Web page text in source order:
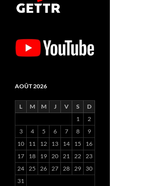
AOÛT 2026
L M M J V S
D
1
2
3
4 5 6 7 8
9
10
11 12 13 14 15
16
17
18 19 20 21 22 23
24 25 26 27 28 29
30
31